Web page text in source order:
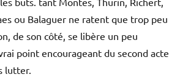
ou Balaguer ne ratent que trop peu
de son côté, se libère un peu
point encourageant du second acte
lutter.